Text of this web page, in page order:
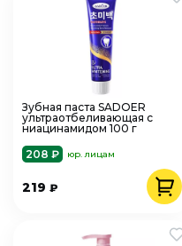
Зубная паста SADOER
ультраотбеливающая с
ниацинамидом 100 г
208 ₽
юр. лицам
219 ₽